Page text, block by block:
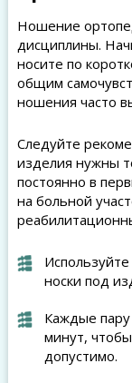
Ношение
дисциплины.
носите по
общим
ношения часто
Следуйте
изделия нужны
постоянно в
на больной
носки под
Каждые пару
минут,
допустимо.